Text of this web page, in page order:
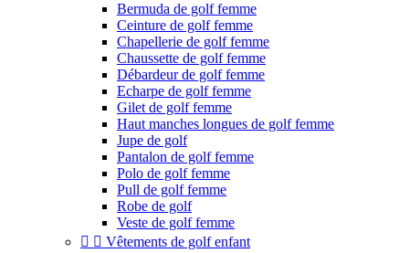
Bermuda de golf femme
Ceinture de golf femme
Chapellerie de golf femme
Chaussette de golf femme
Débardeur de golf femme
Echarpe de golf femme
Gilet de golf femme
Haut manches longues de golf femme
Jupe de golf
Pantalon de golf femme
Polo de golf femme
Pull de golf femme
Robe de golf
Veste de golf femme
  Vêtements de golf enfant